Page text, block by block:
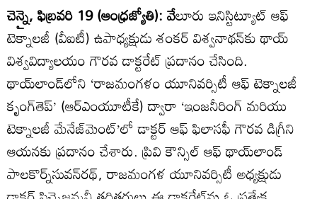
చెన్నై, ఫిబ్రవరి 19 (ఆంధ్రజ్యోతి): వేలూరు ఇనిస్టిట్యూట్‌ ఆఫ్‌
టెక్నాలజీ (వీఐటీ) ఉపాధ్యక్షుడు శంకర్‌ విశ్వనాథన్‌కు థాయ్‌
విశ్వవిద్యాలయం గౌరవ డాక్టరేట్‌ ప్రదానం చేసింది.
థాయ్‌లాండ్‌లోని ‘రాజమంగళం యూనివర్సిటీ ఆఫ్‌ టెక్నాలజీ
కృంగ్‌తెప్‌’ (ఆర్‌ఎంయూటీకే) ద్వారా ‘ఇంజనీరింగ్‌ మరియు
టెక్నాలజీ మేనేజ్‌మెంట్‌’లో డాక్టర్‌ ఆఫ్‌ ఫిలాసఫీ గౌరవ డిగ్రీని
ఆయనకు ప్రదానం చేశారు. ప్రివి కౌన్సిల్‌ ఆఫ్‌ థాయ్‌లాండ్‌
పాలకొర్న్‌సువన్‌రథ్‌, రాజమంగళ యూనివర్సిటీ అధ్యక్షుడు